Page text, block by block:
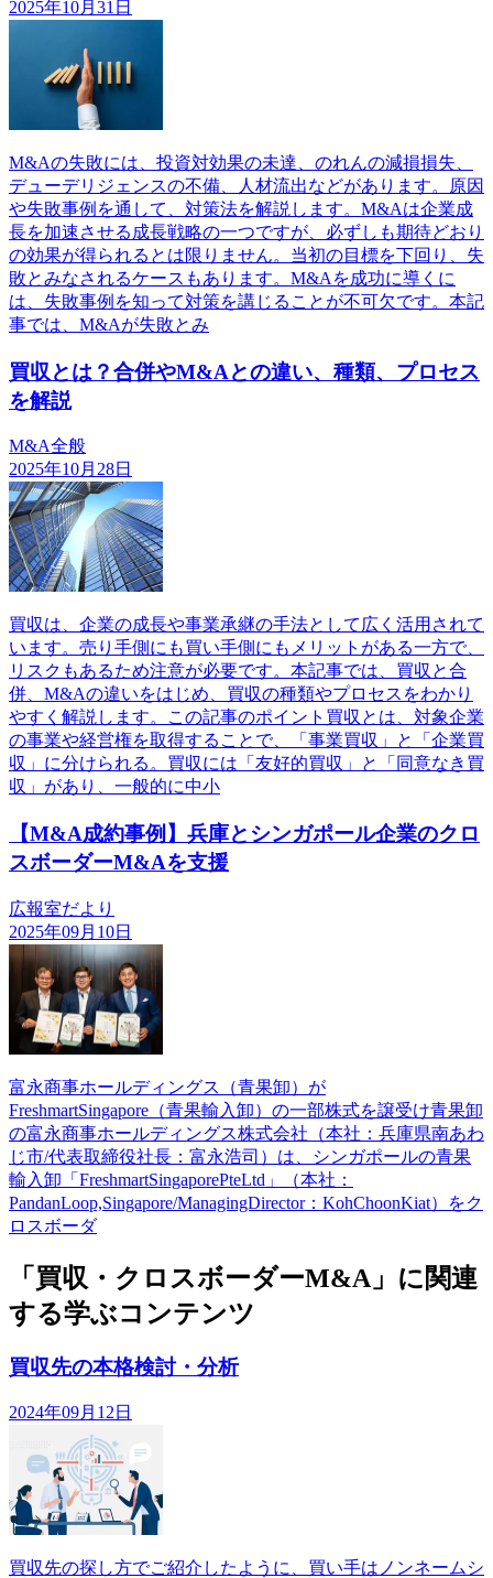
2025年10月31日
M&Aの失敗には、投資対効果の未達、のれんの減損損失、
デューデリジェンスの不備、人材流出などがあります。原因
や失敗事例を通して、対策法を解説します。M&Aは企業成
長を加速させる成長戦略の一つですが、必ずしも期待どおり
の効果が得られるとは限りません。当初の目標を下回り、失
敗とみなされるケースもあります。M&Aを成功に導くに
は、失敗事例を知って対策を講じることが不可欠です。本記
事では、M&Aが失敗とみ
買収とは？合併やM&Aとの違い、種類、プロセス
を解説
M&A全般
2025年10月28日
買収は、企業の成長や事業承継の手法として広く活用されて
います。売り手側にも買い手側にもメリットがある一方で、
リスクもあるため注意が必要です。本記事では、買収と合
併、M&Aの違いをはじめ、買収の種類やプロセスをわかり
やすく解説します。この記事のポイント買収とは、対象企業
の事業や経営権を取得することで、「事業買収」と「企業買
収」に分けられる。買収には「友好的買収」と「同意なき買
収」があり、一般的に中小
【M&A成約事例】兵庫とシンガポール企業のクロ
スボーダーM&Aを支援
広報室だより
2025年09月10日
富永商事ホールディングス（青果卸）が
FreshmartSingapore（青果輸入卸）の一部株式を譲受け青果卸
の富永商事ホールディングス株式会社（本社：兵庫県南あわ
じ市/代表取締役社長：富永浩司）は、シンガポールの青果
輸入卸「FreshmartSingaporePteLtd」（本社：
PandanLoop,Singapore/ManagingDirector：KohChoonKiat）をク
ロスボーダ
「買収・クロスボーダーM&A」に関連
する学ぶコンテンツ
買収先の本格検討・分析
2024年09月12日
買収先の探し方でご紹介したように、買い手はノンネームシ